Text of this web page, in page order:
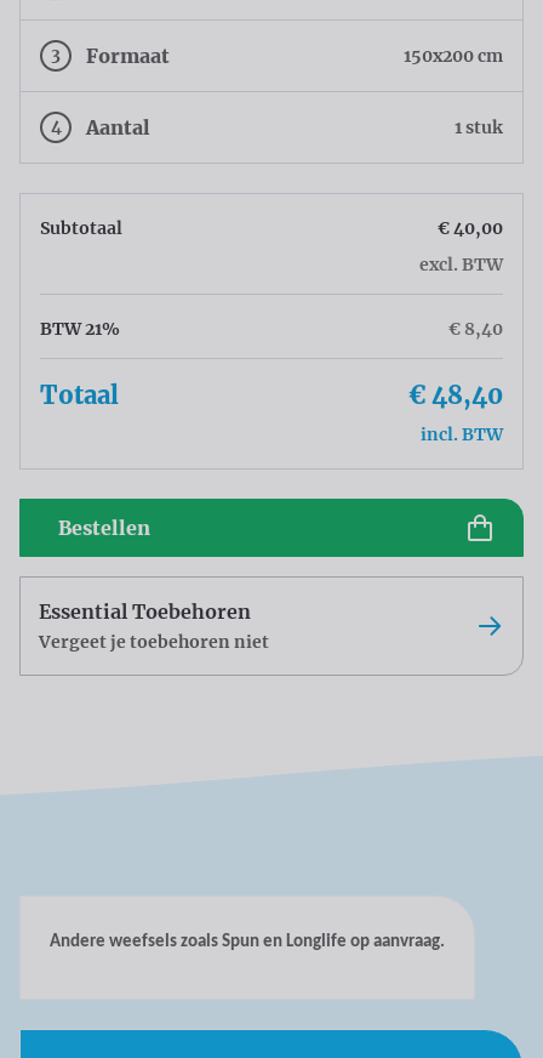
3 Formaat 150x200 cm
4 Aantal 1 stuk
Subtotaal
€ 40,00
excl. BTW
BTW 21% € 8,40
Totaal € 48,40
incl. BTW
Bestellen
Essential Toebehoren
Vergeet je toebehoren niet
Andere weefsels zoals Spun en Longlife op aanvraag.